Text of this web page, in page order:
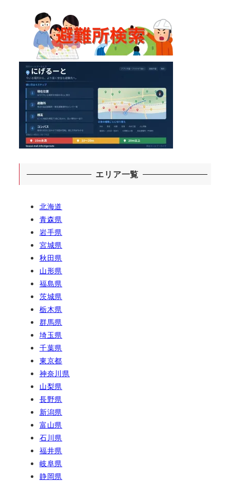
エリア一覧
北海道
青森県
岩手県
宮城県
秋田県
山形県
福島県
茨城県
栃木県
群馬県
埼玉県
千葉県
東京都
神奈川県
山梨県
長野県
新潟県
富山県
石川県
福井県
岐阜県
静岡県